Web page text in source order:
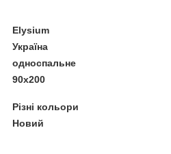
Elysium
Україна
односпальне
90х200
Різні кольори
Новий